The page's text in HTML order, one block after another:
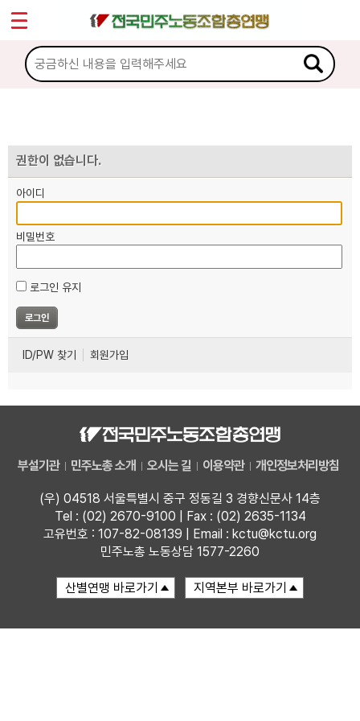
권한이 없습니다.
아이디
비밀번호
로그인 유지
ID/PW 찾기 회원가입
부설기관 민주노총 소개 오시는 길 이용약관 개인정보처리방침
(우) 04518 서울특별시 중구 정동길 3 경향신문사 14층
Tel : (02) 2670-9100 | Fax : (02) 2635-1134
고유번호 : 107-82-08139 | Email : kctu@kctu.org
민주노총 노동상담 1577-2260
마이페이지
소개
노동상담
자료
부설기관
업무